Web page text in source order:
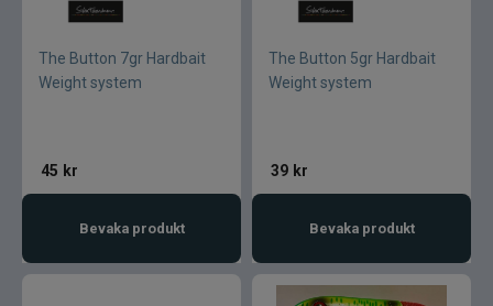
The Button 7gr Hardbait
Weight system
45 kr
Bevaka produkt
The Button 5gr Hardbait
Weight system
39 kr
Bevaka produkt